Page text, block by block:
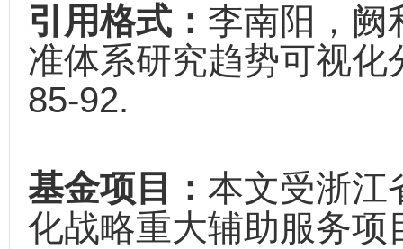
引用格式： 李南阳，阙
准体系研究趋势可视
85-92.
基金项目： 本文受浙江
化战略重大辅助服务项